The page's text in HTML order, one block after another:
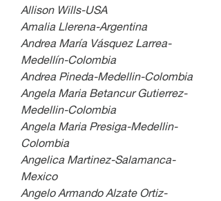
Allison Wills-USA
Amalia Llerena-Argentina
Andrea María Vásquez Larrea-
Medellín-Colombia
Andrea Pineda-Medellin-Colombia
Angela Maria Betancur Gutierrez-
Medellin-Colombia
Angela Maria Presiga-Medellin-
Colombia
Angelica Martinez-Salamanca-
Mexico
Angelo Armando Alzate Ortiz-